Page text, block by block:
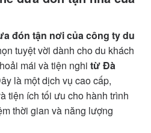
đón tận nơi của công ty du
tuyệt vời dành cho du khách
mái và tiện nghi từ Đà
là một dịch vụ cao cấp,
tiện ích tối ưu cho hành trình
thời gian và năng lượng